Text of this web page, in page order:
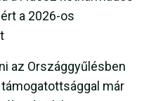
a 2026-os
az Országgyűlésben
már